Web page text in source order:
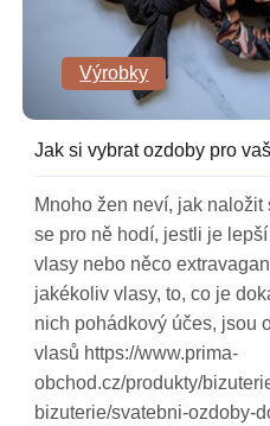
Výrobky
Jak si vybrat ozdoby pro
Mnoho žen neví, jak
se pro ně hodí, jestli je
vlasy nebo něco
jakékoliv vlasy, to, co je
nich pohádkový účes, jsou
vlasů https://www.prima-
obchod.cz/produkty/
bizuterie/svatebni-ozdoby-